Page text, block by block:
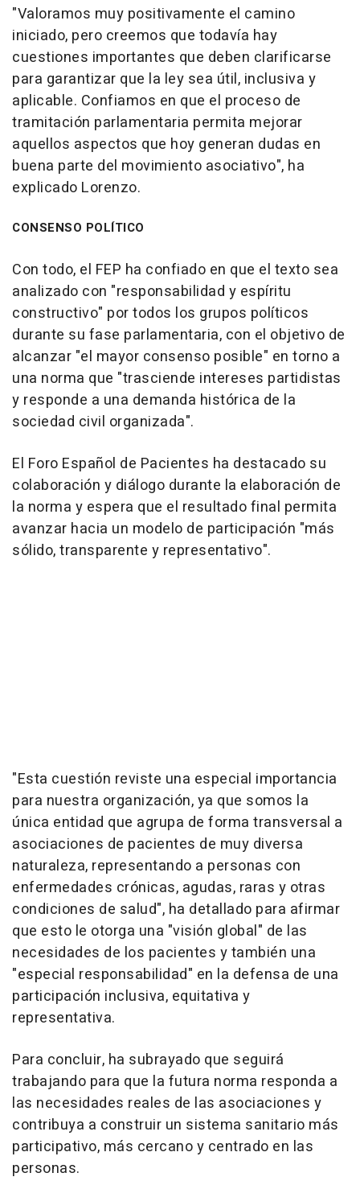
"Valoramos muy positivamente el camino
iniciado, pero creemos que todavía hay
cuestiones importantes que deben clarificarse
para garantizar que la ley sea útil, inclusiva y
aplicable. Confiamos en que el proceso de
tramitación parlamentaria permita mejorar
aquellos aspectos que hoy generan dudas en
buena parte del movimiento asociativo", ha
explicado Lorenzo.
CONSENSO POLÍTICO
Con todo, el FEP ha confiado en que el texto sea
analizado con "responsabilidad y espíritu
constructivo" por todos los grupos políticos
durante su fase parlamentaria, con el objetivo de
alcanzar "el mayor consenso posible" en torno a
una norma que "trasciende intereses partidistas
y responde a una demanda histórica de la
sociedad civil organizada".
El Foro Español de Pacientes ha destacado su
colaboración y diálogo durante la elaboración de
la norma y espera que el resultado final permita
avanzar hacia un modelo de participación "más
sólido, transparente y representativo".
"Esta cuestión reviste una especial importancia
para nuestra organización, ya que somos la
única entidad que agrupa de forma transversal a
asociaciones de pacientes de muy diversa
naturaleza, representando a personas con
enfermedades crónicas, agudas, raras y otras
condiciones de salud", ha detallado para afirmar
que esto le otorga una "visión global" de las
necesidades de los pacientes y también una
"especial responsabilidad" en la defensa de una
participación inclusiva, equitativa y
representativa.
Para concluir, ha subrayado que seguirá
trabajando para que la futura norma responda a
las necesidades reales de las asociaciones y
contribuya a construir un sistema sanitario más
participativo, más cercano y centrado en las
personas.